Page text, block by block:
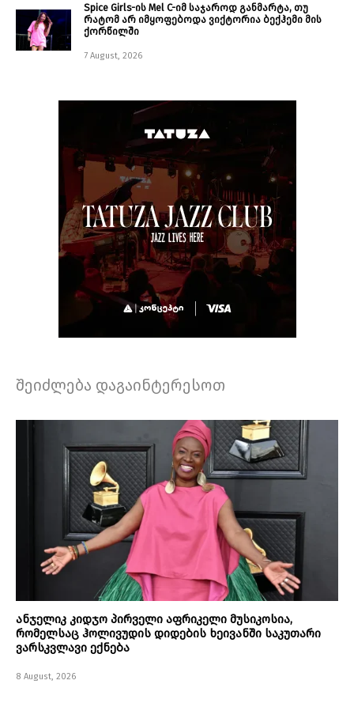
Spice Girls-ის Mel C-იმ საჯაროდ განმარტა, თუ
რატომ არ იმყოფებოდა ვიქტორია ბექჰემი მის
ქორწილში
7 August, 2026
შეიძლება დაგაინტერესოთ
ანჯელიკ კიდჯო პირველი აფრიკელი მუსიკოსია,
რომელსაც ჰოლივუდის დიდების ხეივანში საკუთარი
ვარსკვლავი ექნება
8 August, 2026